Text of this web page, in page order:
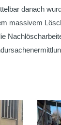
danach
massivem